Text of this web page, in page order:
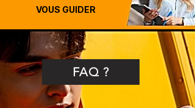
VOUS GUIDER
FAQ ?